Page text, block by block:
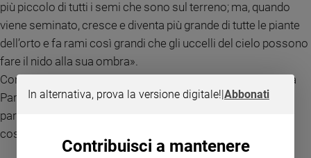
Policy
Chi
siamo
Pubblicità
più piccolo di tutti i semi che sono sul terreno; ma, quando
viene seminato, cresce e diventa più grande di tutte le piante
dell’orto e fa rami così grandi che gli uccelli del cielo possono
fare il nido alla sua ombra».
Con molte parabole dello stesso genere annunciava loro la
Parola, come potevano intendere. Senza parabole non
parlava loro ma, in privato, ai suoi discepoli spiegava ogni
cosa.
In alternativa, prova la versione digitale!|Abbonati
Contribuisci a mantenere